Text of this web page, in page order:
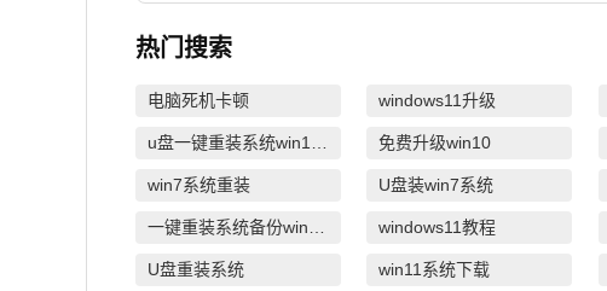
热门搜索
电脑死机卡顿 windows11升级
免费升级win10
win7系统重装 U盘装win7系统
windows11教程
U盘重装系统 win11系统下载